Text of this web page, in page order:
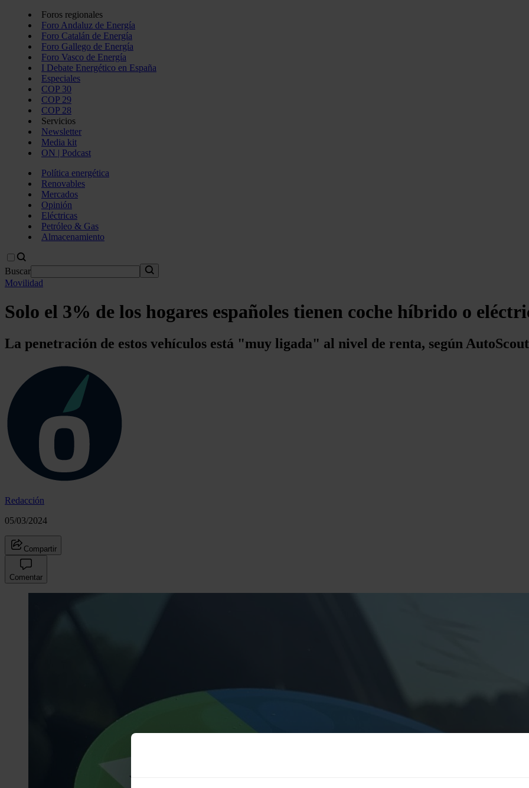
Foros regionales
Foro Andaluz de Energía
Foro Catalán de Energía
Foro Gallego de Energía
Foro Vasco de Energía
I Debate Energético en España
Especiales
COP 30
COP 29
COP 28
Servicios
Newsletter
Media kit
ON | Podcast
Política energética
Renovables
Mercados
Opinión
Eléctricas
Petróleo & Gas
Almacenamiento
Buscar
Movilidad
Solo el 3% de los hogares españoles tienen coche híbrido o
La penetración de estos vehículos está "muy ligada" al nivel de renta, según
Redacción
05/03/2024
Compartir
Comentar